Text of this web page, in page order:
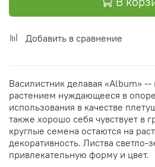
Добавить в сравнение
Василистник делавая «Album» --
растением нуждающееся в
использования в качестве
также хорошо себя чувствует в
круглые семена остаются на
декоративность. Листва светло-
привлекательную форму и цвет.